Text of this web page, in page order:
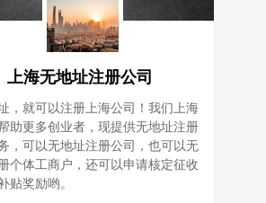
上海无地址注册公司
，就可以注册上海公司！我们上海
助更多创业者，现提供无地址注册
，可以无地址注册公司，也可以无
个体工商户，还可以申请核定征收
贴奖励哟。